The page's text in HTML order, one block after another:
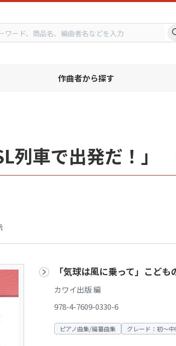
作曲者から探す
列車で出発だ！」
「気球は風に乗って」こど
カワイ出版 編
978-4-7609-0330-6
ピアノ曲集/編纂曲集 グレード：初～中